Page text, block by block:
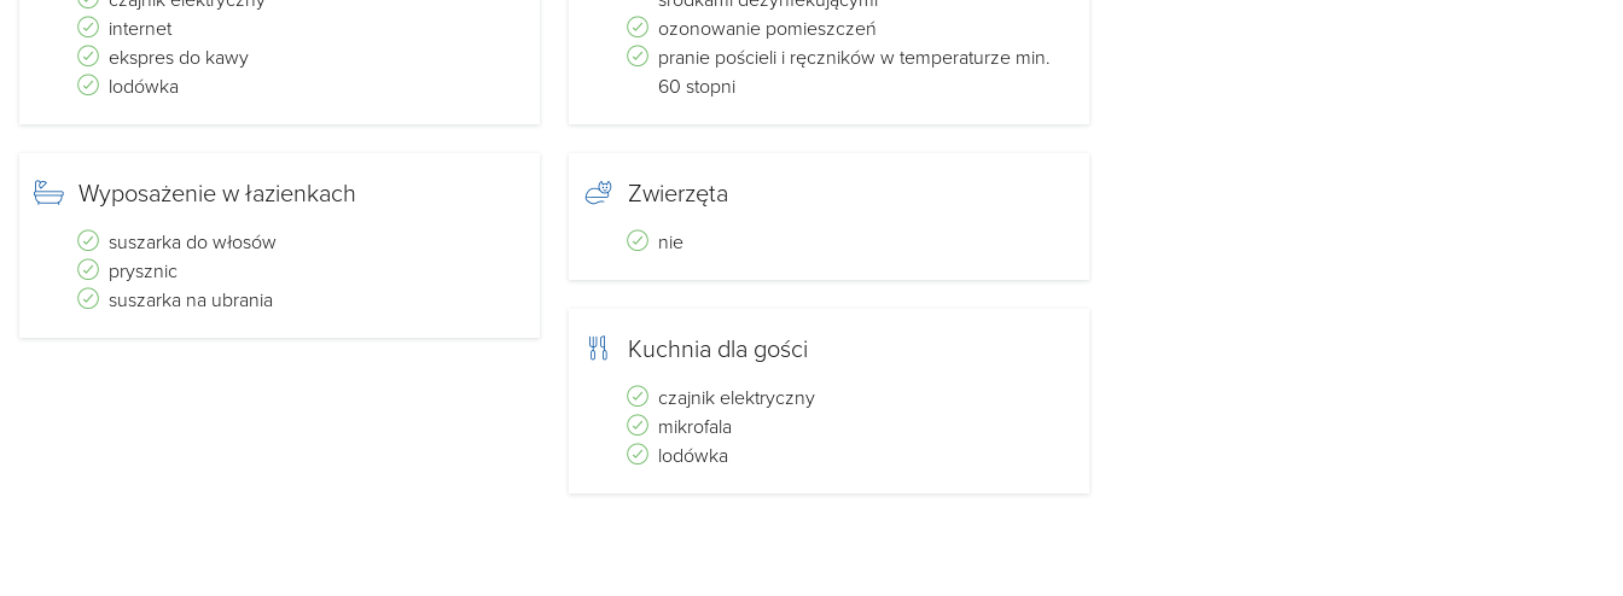
Koszt wynajmu pokoju uzależniony jest od terminu oraz długości pobytu.
Regulamin:
Statystyki odwiedzin
Dzisiaj: , od:
internet
ekspres do kawy
lodówka
Wyposażenie w łazienkach
suszarka do włosów
prysznic
suszarka na ubrania
ozonowanie pomieszczeń
pranie pościeli i ręczników w temperaturze min.
60 stopni
Zwierzęta
nie
Kuchnia dla gości
czajnik elektryczny
mikrofala
lodówka